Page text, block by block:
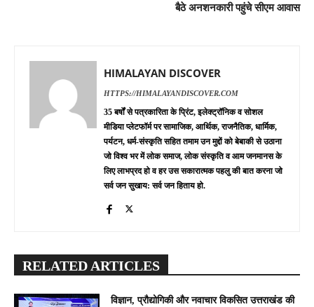
बैठे अनशनकारी पहुंचे सीएम आवास
HIMALAYAN DISCOVER
HTTPS://HIMALAYANDISCOVER.COM
35 बर्षों से पत्रकारिता के प्रिंट, इलेक्ट्रॉनिक व सोशल
मीडिया प्लेटफॉर्म पर सामाजिक, आर्थिक, राजनैतिक, धार्मिक,
पर्यटन, धर्म-संस्कृति सहित तमाम उन मुद्दों को बेबाकी से उठाना
जो विश्व भर में लोक समाज, लोक संस्कृति व आम जनमानस के
लिए लाभप्रद हो व हर उस सकारात्मक पहलु की बात करना जो
सर्व जन सुखाय: सर्व जन हिताय हो.
RELATED ARTICLES
विज्ञान, प्रौद्योगिकी और नवाचार विकसित उत्तराखंड की